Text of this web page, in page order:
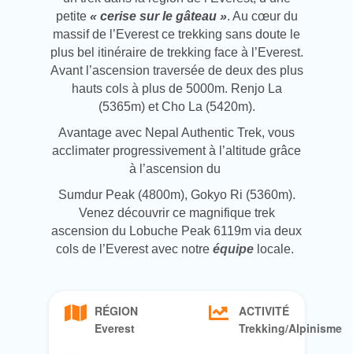
petite« cerise sur le gâteau ». Au cœur du
massif de l’Everest ce trekking sans doute le
plus bel itinéraire de trekking face à l’Everest.
Avant l’ascension traversée de deux des plus
hauts col sà plus de 5000m. Renjo La
(5365m) et Cho La (5420m).
Avantage avec Nepal Authentic Trek, vous
acclimater progressivement à l’altitude grâce
à l’ascension du
Sumdur Peak (4800m), Gokyo Ri (5360m).
Venez découvrir ce magnifique trek
ascension du Lobuche Peak 6119m via deux
cols de l’Everest avec notre équipe locale.
RÉGION
Everest
ACTIVITÉ
Trekking/Alpinisme